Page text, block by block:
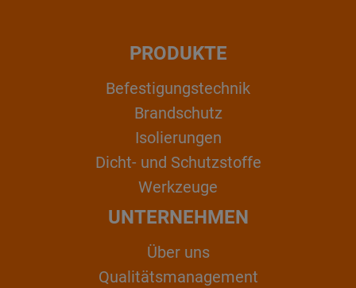
PRODUKTE
Befestigungstechnik
Brandschutz
Isolierungen
Dicht- und Schutzstoffe
Werkzeuge
UNTERNEHMEN
Über uns
Qualitätsmanagement